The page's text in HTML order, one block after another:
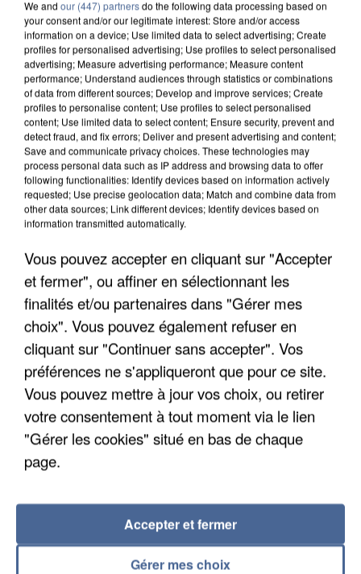
UN SECOND CADRE DE LA DZ MAFIA
INTERPELLÉ EN ALGÉRIE
UNE TOURISTE DE L’OISE EMPORTÉE PAR UNE
COULÉE DE BOUE EN HAUTE-SAVOIE
We and our (447) partnersdo the following data processing based on
your consent and/or our legitimate interest: Store and/or access
information on a device; Use limited data to select advertising; Create
profiles for personalised advertising; Use profiles to select personalised
advertising; Measure advertising performance; Measure content
performance; Understand audiences through statistics or combinations
of data from different sources; Develop and improve services; Create
profiles to personalise content; Use profiles to select personalised
content; Use limited data to select content; Ensure security, prevent and
detect fraud, and fix errors; Deliver and present advertising and content;
Save and communicate privacy choices. These technologies may
process personal data such as IP address and browsing data to offer
following functionalities: Identify devices based on information actively
requested; Use precise geolocation data; Match and combine data from
other data sources; Link different devices; Identify devices based on
information transmitted automatically.
Vous pouvez accepter en cliquant sur "Accepter
et fermer", ou affiner en sélectionnant les
finalités et/ou partenaires dans "Gérer mes
choix". Vous pouvez également refuser en
cliquant sur "Continuer sans accepter". Vos
préférences ne s'appliqueront que pour ce site.
Vous pouvez mettre à jour vos choix, ou retirer
votre consentement à tout moment via le lien
"Gérer les cookies" situé en bas de chaque
page.
Gérer mes choix
Accepter et fermer